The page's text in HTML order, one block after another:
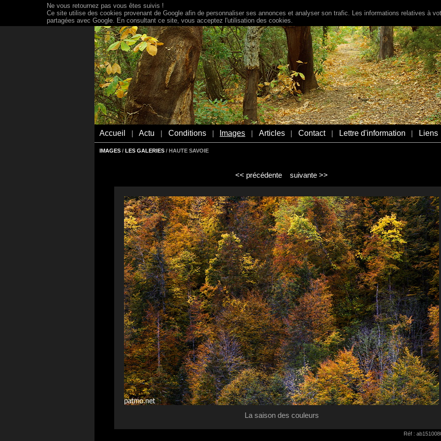
Accueil Actu Conditions Images Articles Contact Lettre d'information Liens
IMAGES / LES GALERIES / HAUTE SAVOIE
<< précédente suivante >>
La saison des couleurs
Réf :
Ne vous retournez pas vous êtes suivis !
Ce site utilise des cookies provenant de Google afin de personnaliser ses annonces et analyser son trafic. Les informations relatives à
partagées avec Google. En consultant ce site, vous acceptez l'utilisation des cookies.